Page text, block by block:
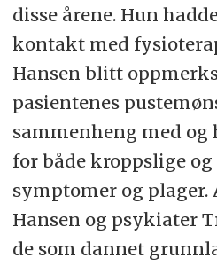
disse årene. Hun
kontakt med
Hansen blitt
pasientenes
sammenheng med
for både kroppslige
symptomer og plager.
Hansen og psykiater
de som dannet